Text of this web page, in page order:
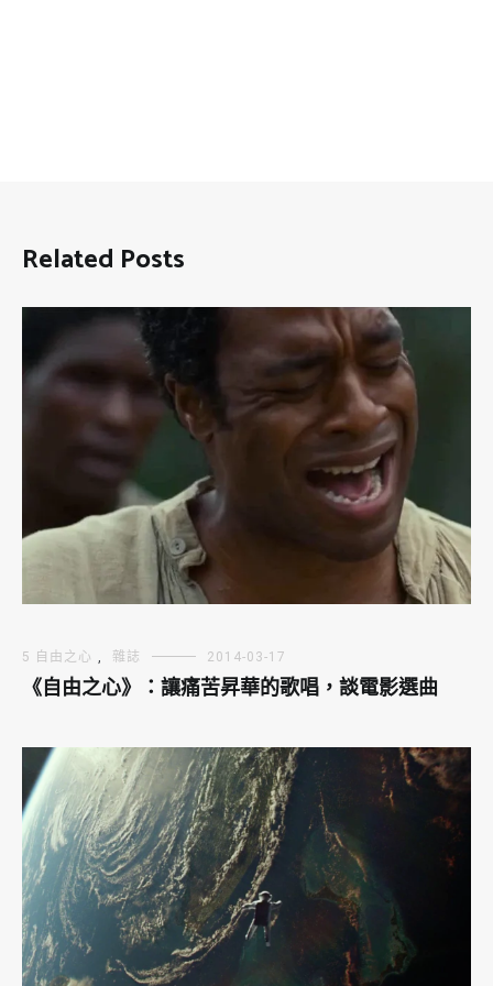
Related Posts
5 自由之心 , 雜誌 2014-03-17
《自由之心》：讓痛苦昇華的歌唱，談電影選曲